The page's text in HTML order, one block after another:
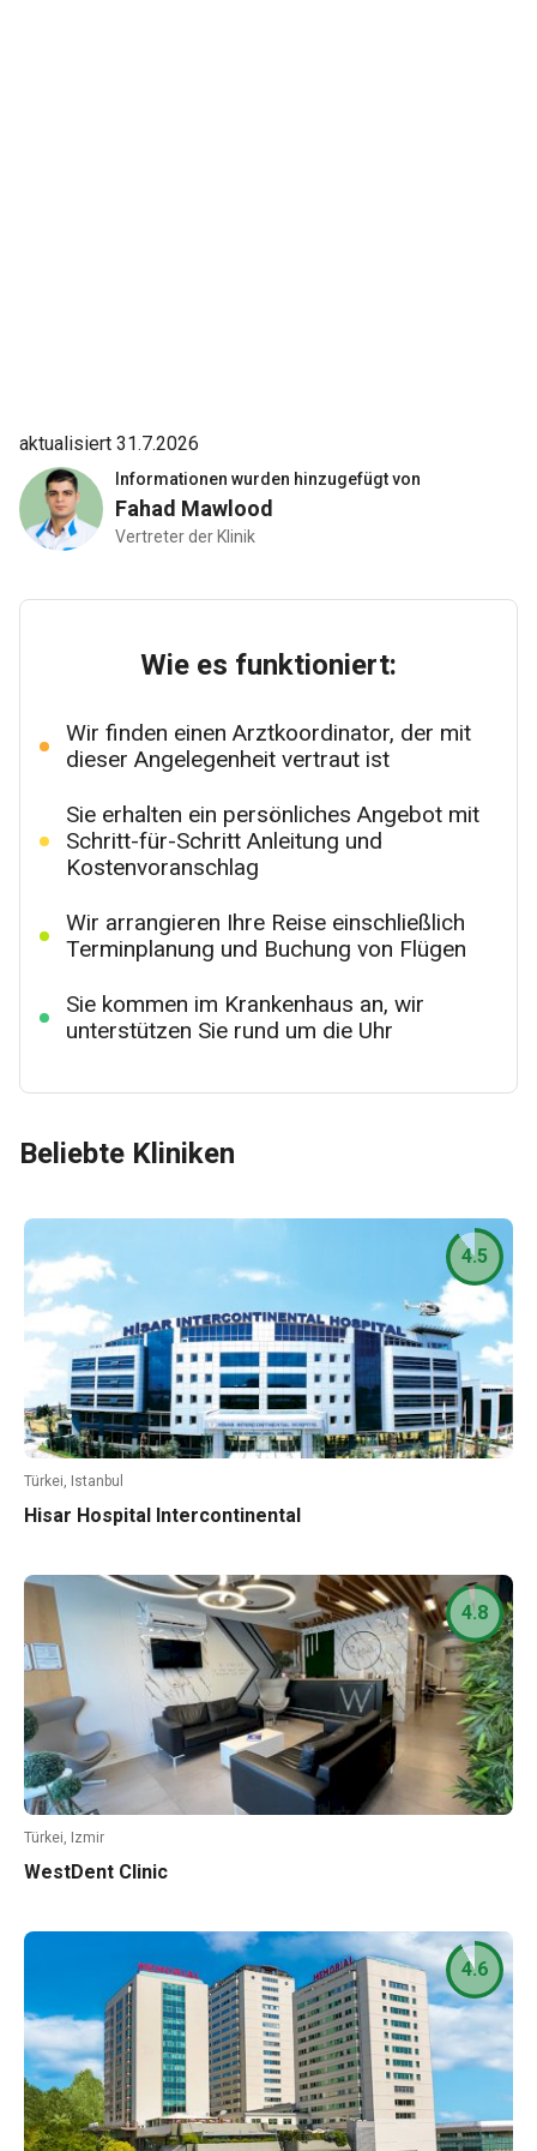
Informationen wurden hinzugefügt von
Fahad Mawlood
Vertreter der Klinik
aktualisiert 31.7.2026
Wie es funktioniert:
Wir finden einen Arztkoordinator, der mit
dieser Angelegenheit vertraut ist
Sie erhalten ein persönliches Angebot mit
Schritt-für-Schritt Anleitung und
Kostenvoranschlag
Wir arrangieren Ihre Reise einschließlich
Terminplanung und Buchung von Flügen
Sie kommen im Krankenhaus an, wir
unterstützen Sie rund um die Uhr
Beliebte Kliniken
Türkei, Istanbul
Hisar Hospital Intercontinental
4.5
Türkei, Izmir
WestDent Clinic
4.8
4.6